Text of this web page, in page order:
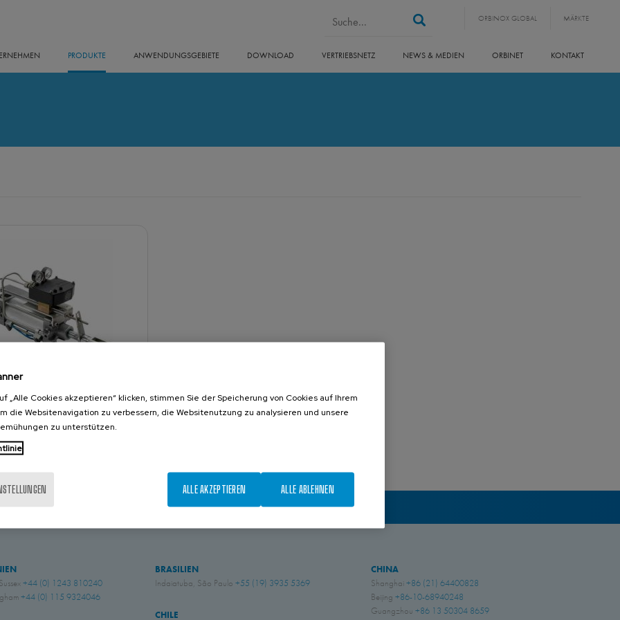
MÄRKTE
ORBINOX GLOBAL
Suchformular
Suche
PRODUKTE ANWENDUNGSGEBIETE DOWNLOAD VERTRIEBSNETZ NEWS & MEDIEN ORBINET KONTAKT
pneumatic
pneumatic cylinder
KONTAKT
+44 (0) 1243 810240
+44 (0) 115 9324046
BRASILIEN
Indaiatuba, São Paulo +55 (19) 3935 5369
CHILE
CHINA
Shanghai +86 (21) 64400828
Beijing +86-10-68940248
Guangzhou +86 13 50304 8659
„Alle Cookies akzeptieren“ klicken, stimmen Sie der Speicherung von Cookies auf Ihrem
die Websitenavigation zu verbessern, die Websitenutzung zu analysieren und unsere
zu unterstützen.
ALLE ABLEHNEN
ALLE AKZEPTIEREN